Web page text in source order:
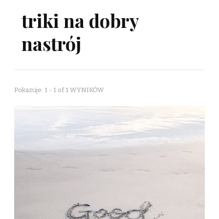
triki na dobry
nastrój
Pokazuje: 1 - 1 of 1 WYNIKÓW